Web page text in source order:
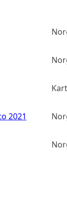
2021